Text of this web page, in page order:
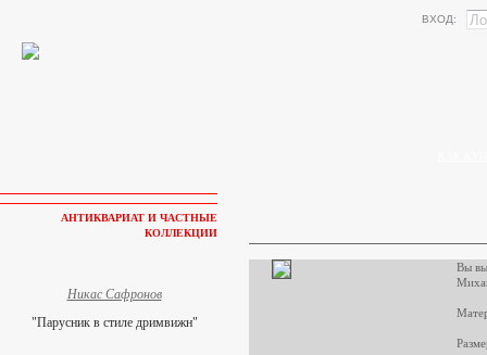
ВХОД:
Вы
АНТИКВАРИАТ И ЧАСТНЫЕ
КОЛЛЕКЦИИ
Никас Сафронов
"Парусник в стиле дримвижн"